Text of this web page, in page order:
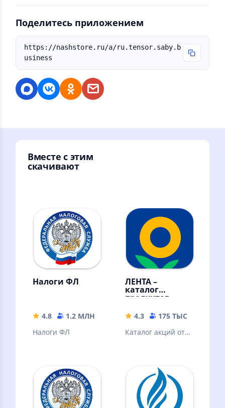
Поделитесь приложением
https://nashstore.ru/a/ru.tensor.saby.b
usiness
Вместе с этим
скачивают
Налоги ФЛ
4.8 1.2 МЛН
115.78 MB
Налоги ФЛ
ЛЕНТА –
каталог
продуктов
4.3 175 ТЫС
Каталог акций от
включено в карту
лояльности!